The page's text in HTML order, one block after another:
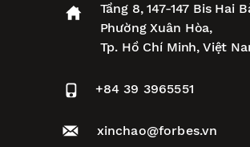
Tầng 8, 147-147 Bis Hai
Phường Xuân Hòa,
Tp. Hồ Chí Minh, Việt
+84 39 3965551
xinchao@forbes.vn